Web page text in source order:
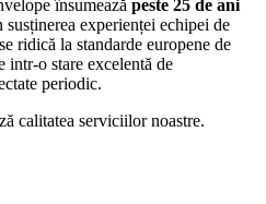
însumează peste 25 de ani
susținerea experienței echipei de
ridică la standarde europene de
intr-o stare excelentă de
periodic.
calitatea serviciilor noastre.